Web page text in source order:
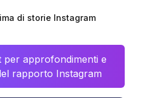
di storie Instagram
per approfondimenti e
rapporto Instagram